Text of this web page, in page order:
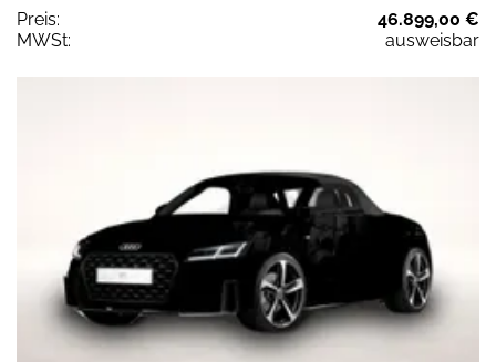
Preis:
46.899,00 €
MWSt:
ausweisbar